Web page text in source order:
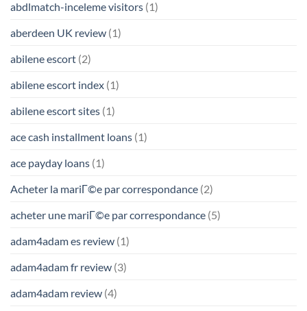
abdlmatch-inceleme visitors (1)
aberdeen UK review (1)
abilene escort (2)
abilene escort index (1)
abilene escort sites (1)
ace cash installment loans (1)
ace payday loans (1)
Acheter la mariГ©e par correspondance (2)
acheter une mariГ©e par correspondance (5)
adam4adam es review (1)
adam4adam fr review (3)
adam4adam review (4)